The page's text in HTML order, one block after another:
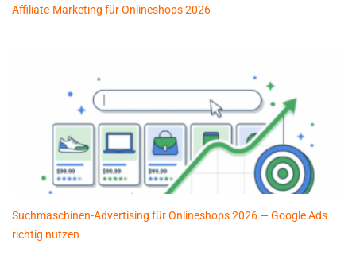
Affiliate-Marketing für Onlineshops 2026
Suchmaschinen-Advertising für Onlineshops 2026 — Google Ads
richtig nutzen